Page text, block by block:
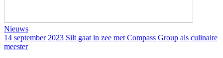
Nieuws
14 september 2023 Silt gaat in zee met Compass Group als culinaire
meester